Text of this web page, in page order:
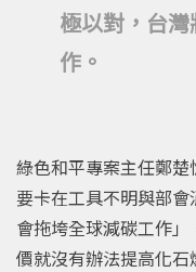
極以對，台
作。
綠色和平專案主任鄭
要卡在工具不明與部
會拖垮全球減碳工作
價就沒有辦法提高化石